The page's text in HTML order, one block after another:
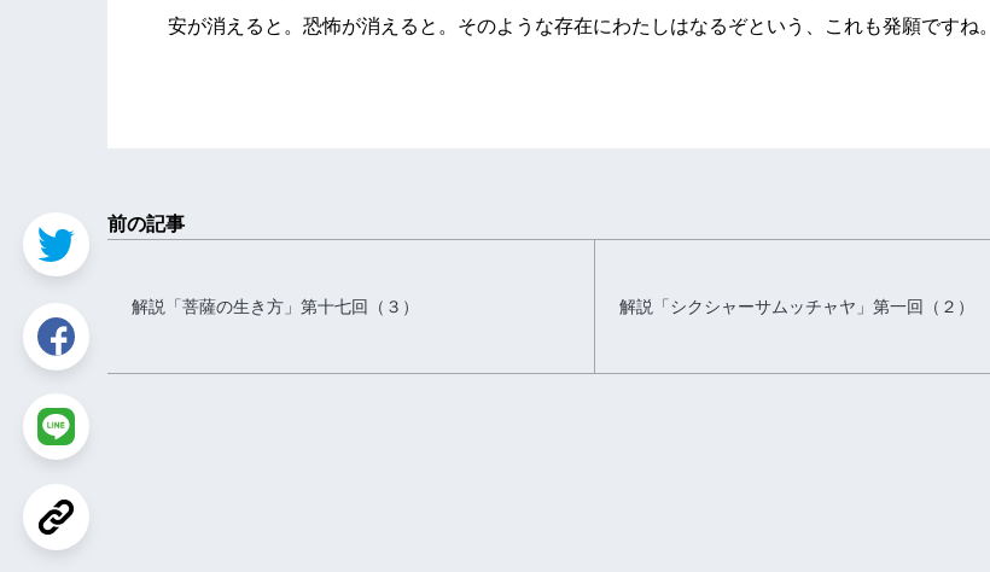
安が消えると。恐怖が消えると。そのような存在にわたしはなるぞという、これも発願ですね。
前の記事
解説「菩薩の生き方」第十七回（３） 解説「シクシャーサムッチャヤ」第一回（２）